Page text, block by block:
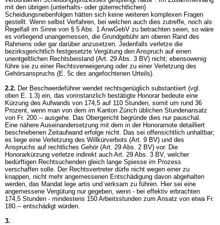
mit den übrigen (unterhalts- oder güterrechtlichen)
Scheidungsnebenfolgen hätten sich keine weiteren komplexen Fragen
gestellt. Wenn selbst Verfahren, bei welchen auch dies zutreffe, noch als
Regelfall im Sinne von § 5 Abs. 1 AnwGebV zu betrachten seien, so wäre
es vorliegend unangemessen, die Grundgebühr am oberen Rand des
Rahmens oder gar darüber anzusetzen. Jedenfalls verletze die
bezirksgerichtlich festgesetzte Vergütung den Anspruch auf einen
unentgeltlichen Rechtsbeistand (Art. 29 Abs. 3 BV) nicht; ebensowenig
führe sie zu einer Rechtsverweigerung oder zu einer Verletzung des
Gehörsanspruchs (E. 5c des angefochtenen Urteils).
2.2. Der Beschwerdeführer wendet rechtsgenüglich substantiiert (vgl.
oben E. 1.3) ein, das vorinstanzlich bestätigte Honorar bedeute eine
Kürzung des Aufwands von 174,5 auf 110 Stunden, somit um rund 36
Prozent, wenn man von dem im Kanton Zürich üblichen Stundenansatz
von Fr. 200.-- ausgehe. Das Obergericht begründe dies nur pauschal.
Eine nähere Auseinandersetzung mit dem in der Honorarnote detailliert
beschriebenen Zeitaufwand erfolge nicht. Das sei offensichtlich unhaltbar;
es liege eine Verletzung des Willkürverbots (Art. 9 BV) und des
Anspruchs auf rechtliches Gehör (Art. 29 Abs. 2 BV) vor. Die
Honorarkürzung verletze indirekt auch Art. 29 Abs. 3 BV, welcher
bedürftigen Rechtsuchenden gleich lange Spiesse im Prozess
verschaffen solle. Der Rechtsvertreter dürfe nicht wegen einer zu
knappen, nicht mehr angemessenen Entschädigung davon abgehalten
werden, das Mandat lege artis und wirksam zu führen. Hier sei eine
angemessene Vergütung nur gegeben, wenn - bei effektiv erbrachten
174,5 Stunden - mindestens 150 Arbeitsstunden zum Ansatz von etwa Fr.
180.-- entschädigt würden.
3.